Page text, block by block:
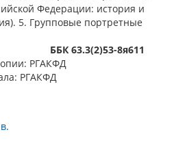
Федерации: история и
5. Групповые портретные
ББК 63.3(2)53-8я611
РГАКФД
РГАКФД